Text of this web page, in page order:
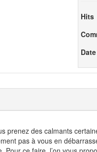
Hits
prenez des calmants
pas à vous en